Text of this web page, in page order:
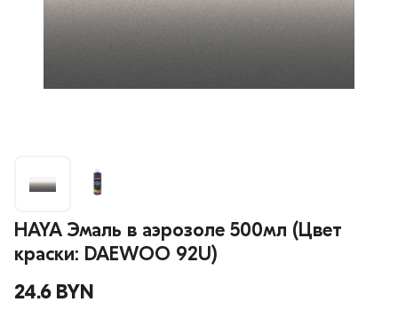
HAYA Эмаль в аэрозоле 500мл (Цвет
краски: DAEWOO 92U)
24.6 BYN